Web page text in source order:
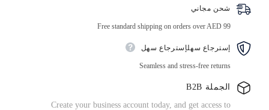
شحن مجاني
Free standard shipping on orders over AED 99
إسترجاع سهلإسترجاع سهل
Seamless and stress-free returns
الجملة B2B
Create your business account today, and get access to